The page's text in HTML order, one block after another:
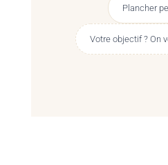
Plancher
Votre objectif ? On